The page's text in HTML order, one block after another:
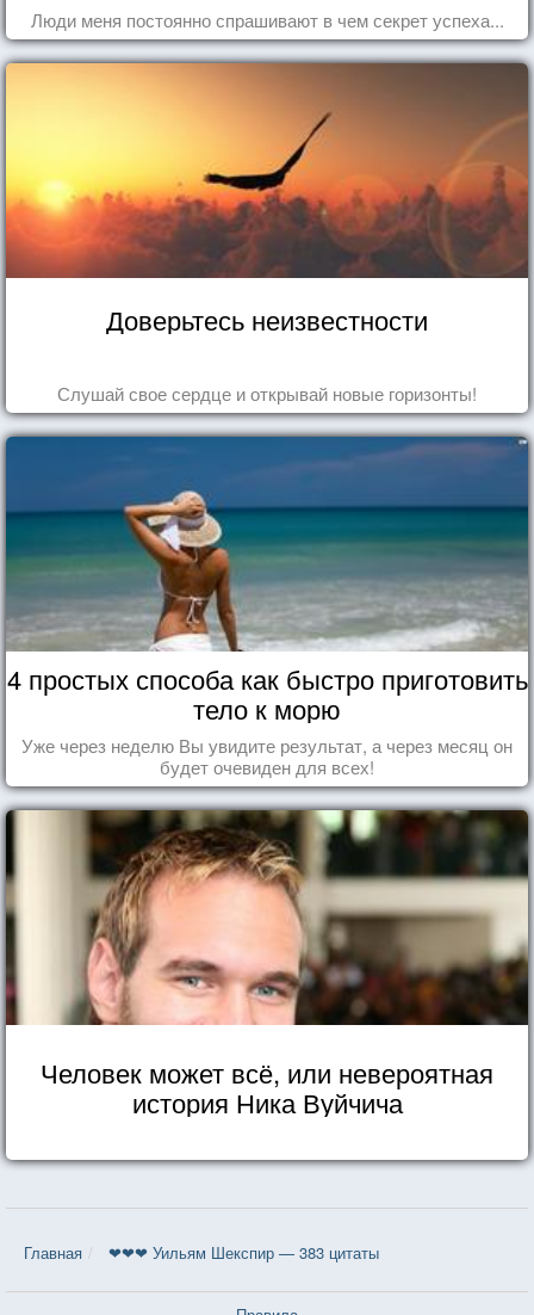
Люди меня постоянно спрашивают в чем секрет успеха...
Доверьтесь неизвестности
Слушай свое сердце и открывай новые горизонты!
4 простых способа как быстро приготовить
тело к морю
Уже через неделю Вы увидите результат, а через месяц он
будет очевиден для всех!
Человек может всё, или невероятная
история Ника Вуйчича
Главная ❤❤❤ Уильям Шекспир — 383 цитаты